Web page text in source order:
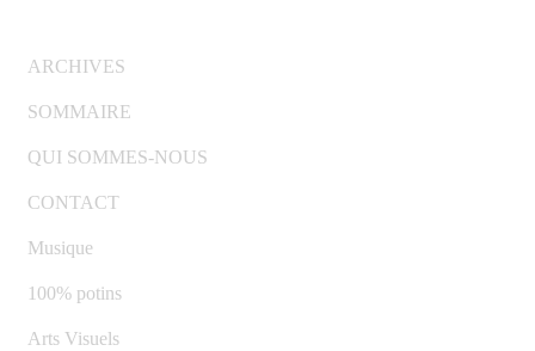
ARCHIVES
SOMMAIRE
QUI SOMMES-NOUS
CONTACT
Musique
100% potins
Arts Visuels